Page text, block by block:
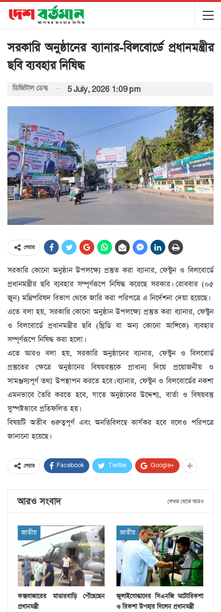
সরকারি অনুষ্ঠানের ব্যানার-বিলবোর্ডে প্রধানমন্ত্রীর
ছবি ব্যবহার নিষিদ্ধ
ডিজিটাল ডেস্ক 5 July, 2026 1:09 pm
শেয়ার
সরকারি কোনো অনুষ্ঠান উপলক্ষ্যে প্রস্তুত করা ব্যানার, ফেস্টুন ও বিলবোর্ডে
প্রধানমন্ত্রীর ছবি ব্যবহার সম্পূর্ণরূপে নিষিদ্ধ করেছে সরকার। রোববার (০৫
জুন) মন্ত্রিপরিষদ বিভাগ থেকে জারি করা পরিপত্রে এ নির্দেশনা দেয়া হয়েছে।
এতে বলা হয়, সরকারি কোনো অনুষ্ঠান উপলক্ষ্যে প্রস্তুত করা ব্যানার, ফেস্টুন
ও বিলবোর্ডে প্রধানমন্ত্রীর ছবি (থ্রিডি বা অন্য কোনো আঙ্গিকে) ব্যবহার
সম্পূর্ণরূপে নিষিদ্ধ করা হলো।
এতে আরও বলা হয়, সরকারি অনুষ্ঠানের ব্যানার, ফেস্টুন ও বিলবোর্ড
প্রস্তুতের ক্ষেত্রে অনুষ্ঠানের বিষয়বস্তুকে প্রাধান্য দিয়ে প্রয়োজনীয় ও
সামঞ্জস্যপূর্ণ তথ্য উপস্থাপন করতে হবে। ব্যানার, ফেস্টুন ও বিলবোর্ডের নকশা
এমনভাবে তৈরি করতে হবে, যাতে অনুষ্ঠানের উদ্দেশ্য, বার্তা ও বিষয়বস্তু
সুস্পষ্টভাবে প্রতিফলিত হয়।
বিষয়টি অতীব গুরুত্বপূর্ণ এবং অনতিবিলম্বে কার্যকর হবে বলেও পরিপত্রে
জানানো হয়েছে।
শেয়ার Facebook Twitter Google+
আরও সংবাদ লেখক থেকে আরও
জাতীয়
কক্সবাজারের মাতারবাড়ি পৌঁছেছেন
প্রধানমন্ত্রী
জাতীয়
জুলাইযোদ্ধাদের সিএনজি অটোরিকশা
ও রিকশা উপহার দিলেন প্রধানমন্ত্রী